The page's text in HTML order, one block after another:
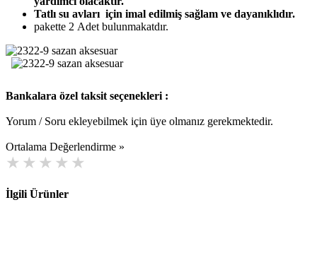
Tatlı su avları için imal edilmiş sağlam ve dayanıklıdır.
pakette 2 Adet bulunmakatdır.
Bankalara özel taksit seçenekleri :
Yorum / Soru ekleyebilmek için üye olmanız gerekmektedir.
Ortalama Değerlendirme »
İlgili Ürünler